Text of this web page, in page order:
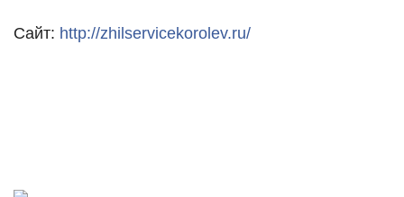
Сайт: http://zhilservicekorolev.ru/